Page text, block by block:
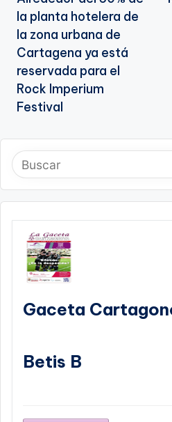
entradas
la planta hotelera de
la zona urbana de
Cartagena ya está
reservada para el
Rock Imperium
Festival
Gaceta
Betis B